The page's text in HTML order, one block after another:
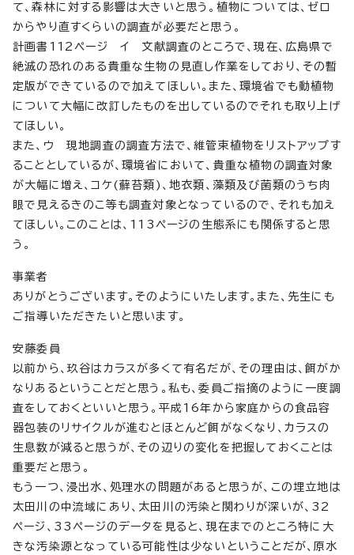
て、森林に対する影響は大きいと思う。植物については、ゼロ
からやり直すくらいの調査が必要だと思う。
計画書112ページ イ 文献調査のところで、現在、広島県で
絶滅の恐れのある貴重な生物の見直し作業をしており、その暫
定版ができているので加えてほしい。また、環境省でも動植物
について大幅に改訂したものを出しているのでそれも取り上げ
てほしい。
また、ウ 現地調査の調査方法で、維管束植物をリストアップす
ることとしているが、環境省において、貴重な植物の調査対象
が大幅に増え、コケ(蘚苔類)、地衣類、藻類及び菌類のうち肉
眼で見えるきのこ等も調査対象となっているので、それも加え
てほしい。このことは、113ページの生態系にも関係すると思
う。
事業者
ありがとうございます。そのようにいたします。また、先生にも
ご指導いただきたいと思います。
安藤委員
以前から、玖谷はカラスが多くて有名だが、その理由は、餌がか
なりあるということだと思う。私も、委員ご指摘のように一度調
査をしておくといいと思う。平成16年から家庭からの食品容
器包装のリサイクルが進むとほとんど餌がなくなり、カラスの
生息数が減ると思うが、その辺りの変化を把握しておくことは
重要だと思う。
もう一つ、浸出水、処理水の問題があると思うが、この埋立地は
太田川の中流域にあり、太田川の汚染と関わりが深いが、32
ページ、33ページのデータを見ると、現在までのところ特に大
きな汚染源となっている可能性は少ないということだが、原水